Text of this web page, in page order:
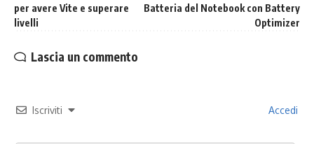
per avere Vite e superare
livelli
Batteria del Notebook con Battery
Optimizer
Lascia un commento
Iscriviti Accedi